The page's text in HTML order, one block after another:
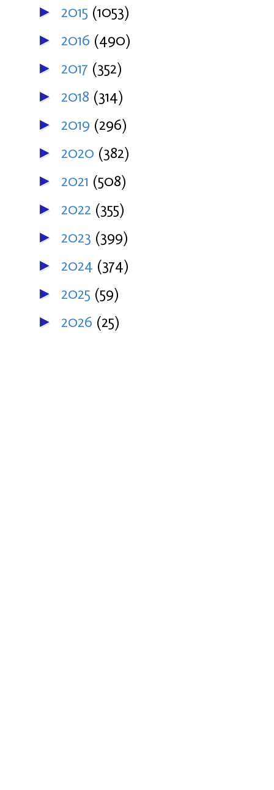
► 2015 (1053)
► 2016 (490)
► 2017 (352)
► 2018 (314)
► 2019 (296)
► 2020 (382)
► 2021 (508)
► 2022 (355)
► 2023 (399)
► 2024 (374)
► 2025 (59)
► 2026 (25)